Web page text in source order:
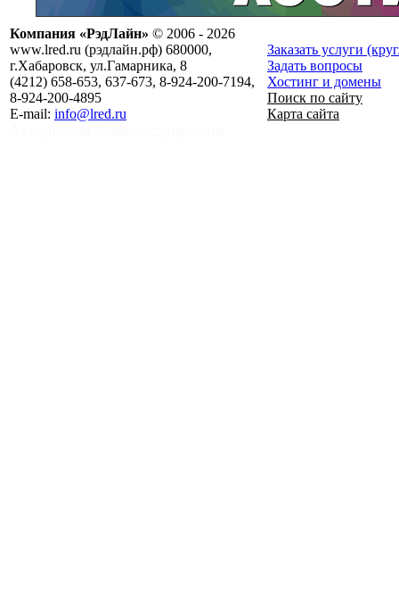
Компания «РэдЛайн» © 2006 - 2026
www.lred.ru (рэдлайн.рф) 680000,
г.Хабаровск, ул.Гамарника, 8
(4212) 658-653, 637-673, 8-924-200-7194,
8-924-200-4895
E-mail: info@lred.ru
Заказать услуги
Задать вопросы
Хостинг и домены
Поиск по сайту
Карта сайта